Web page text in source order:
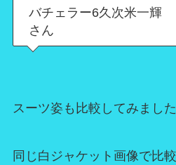
バチェラー6久次米一輝
さん
スーツ姿も比較してみました
同じ白ジャケット画像で比